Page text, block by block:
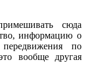
сюда
информацию о
по
вообще другая